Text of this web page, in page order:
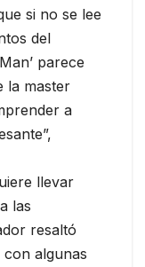
si no se lee
del
parece
la master
a
llevar
las
resaltó
con algunas